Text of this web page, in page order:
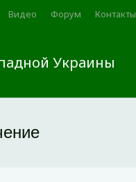
Видео Форум Контакты
Украины